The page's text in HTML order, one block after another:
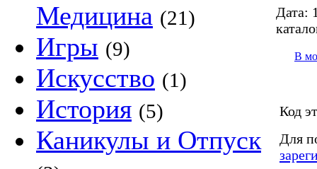
Медицина (21)
Игры (9)
Искусство (1)
История (5)
Каникулы и Отпуск
Дата:
В
Код
Для